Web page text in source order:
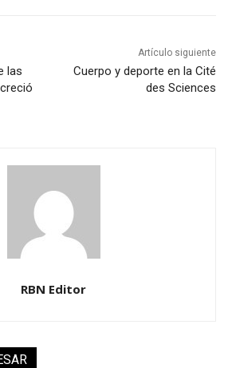
las
Artículo siguiente
Cuerpo y deporte en la Cité
des Sciences
RBN Editor